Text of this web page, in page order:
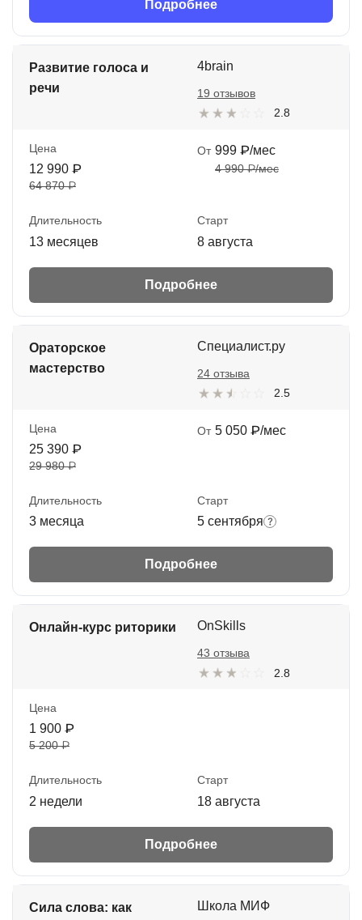
Подробнее
Развитие голоса и
речи
4brain
2.8
19 отзывов
Цена
12 990 ₽
64 870 ₽
От 999 ₽/мес
4 990 ₽/мес
Длительность
13 месяцев
Старт
8 августа
Подробнее
Ораторское
мастерство
Специалист.ру
2.5
24 отзыва
Цена
25 390 ₽
29 980 ₽
От 5 050 ₽/мес
Длительность
3 месяца
Старт
5 сентября
Подробнее
Онлайн-курс риторики OnSkills
2.8
43 отзыва
Цена
1 900 ₽
5 200 ₽
Длительность
2 недели
Старт
18 августа
Подробнее
Сила слова: как
Школа МИФ